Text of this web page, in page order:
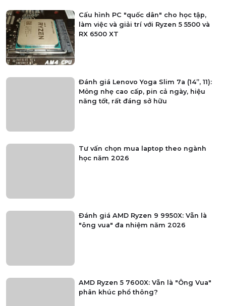
Cấu hình PC "quốc dân" cho học tập,
làm việc và giải trí với Ryzen 5 5500 và
RX 6500 XT
Đánh giá Lenovo Yoga Slim 7a (14”, 11):
Mỏng nhẹ cao cấp, pin cả ngày, hiệu
năng tốt, rất đáng sở hữu
Tư vấn chọn mua laptop theo ngành
học năm 2026
Đánh giá AMD Ryzen 9 9950X: Vẫn là
"ông vua" đa nhiệm năm 2026
AMD Ryzen 5 7600X: Vẫn là "Ông Vua"
phân khúc phổ thông?